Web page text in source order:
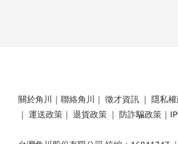
關於角川 ｜ 聯絡角川 ｜ 徵才資訊 ｜ 隱私
｜ 運送政策 ｜ 退貨政策 ｜ 防詐騙政策 ｜